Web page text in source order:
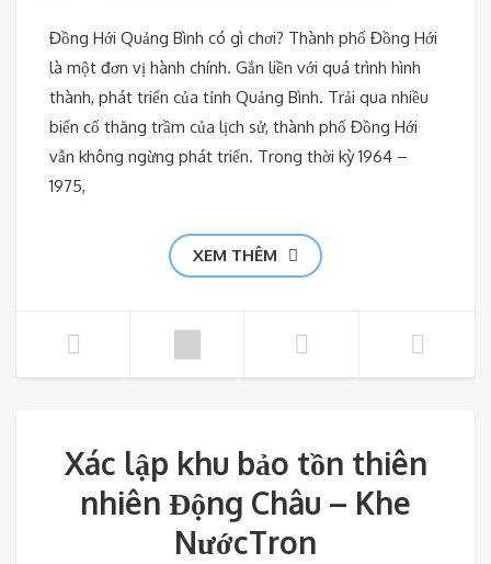
Đồng Hới Quảng Bình có gì chơi? Thành phố Đồng Hới
là một đơn vị hành chính. Gắn liền với quá trình hình
thành, phát triển của tỉnh Quảng Bình. Trải qua nhiều
biến cố thăng trầm của lịch sử, thành phố Đồng Hới
vẫn không ngừng phát triển. Trong thời kỳ 1964 –
1975,
XEM THÊM
Xác lập khu bảo tồn thiên
nhiên Động Châu – Khe
NướcTron